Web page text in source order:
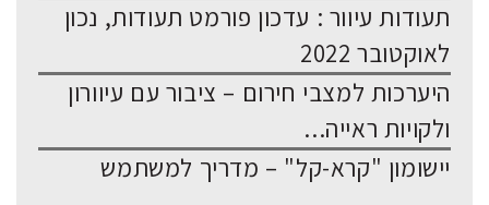
תעודות עיוור : עדכון פורמט תעודות, נכון
לאוקטובר 2022
היערכות למצבי חירום – ציבור עם עיוורון
ולקויות ראייה...
יישומון "קרא-קל" – מדריך למשתמש